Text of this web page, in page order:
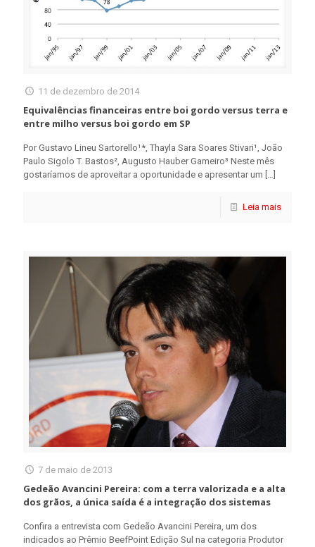
11 de dezembro de 2014
Equivalências financeiras entre boi gordo versus terra e
entre milho versus boi gordo em SP
Por Gustavo Lineu Sartorello¹*, Thayla Sara Soares Stivari¹, João
Paulo Sigolo T. Bastos², Augusto Hauber Gameiro³ Neste mês
gostaríamos de aproveitar a oportunidade e apresentar um
Leia mais
7 de maio de 2013
Gedeão Avancini Pereira: com a terra valorizada e a alta
dos grãos, a única saída é a integração dos sistemas
Confira a entrevista com Gedeão Avancini Pereira, um dos
indicados ao Prêmio BeefPoint Edição Sul na categoria Produtor